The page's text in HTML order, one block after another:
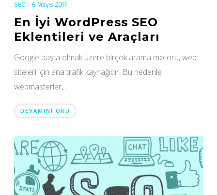
SEO 6 Mayıs 2017
En İyi WordPress SEO
Eklentileri ve Araçları
Google başta olmak üzere birçok arama motoru, web
siteleri için ana trafik kaynağıdır. Bu nedenle
webmasterler,...
DEVAMINI OKU